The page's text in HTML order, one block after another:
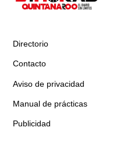
Directorio
Contacto
Aviso de privacidad
Manual de prácticas
Publicidad